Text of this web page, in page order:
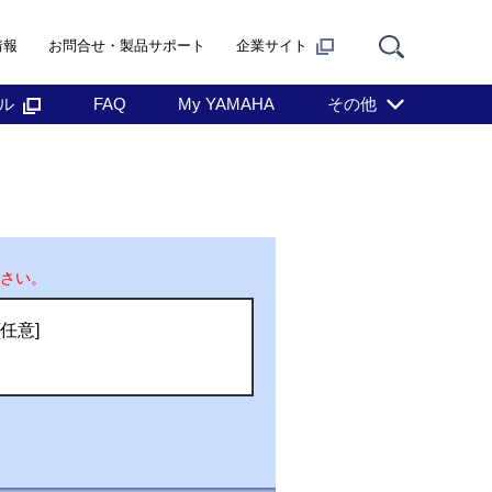
お問合せ・製品サポート 企業サイト
FAQ My YAMAHA その他
い。
意]